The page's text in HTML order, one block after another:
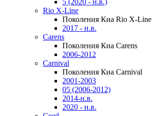
5 (2020 - н.в.)
Rio X-Line
Поколения Киа Rio X-Line
2017 - н.в.
Carens
Поколения Киа Carens
2006-2012
Carnival
Поколения Киа Carnival
2001-2003
05 (2006-2012)
2014-н.в.
2020 - н.в.